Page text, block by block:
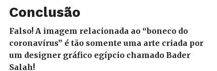
Conclusão
Falso! A imagem relacionada ao “boneco do
coronavírus” é tão somente uma arte criada por
um designer gráfico egípcio chamado Bader
Salah!